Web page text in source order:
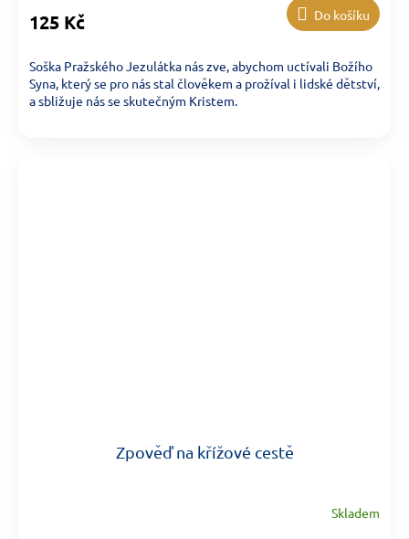
125 Kč Do košíku
Soška Pražského Jezulátka nás zve, abychom uctívali Božího
Syna, který se pro nás stal člověkem a prožíval i lidské dětství,
a sbližuje nás se skutečným Kristem.
Zpověď na křížové cestě
Skladem